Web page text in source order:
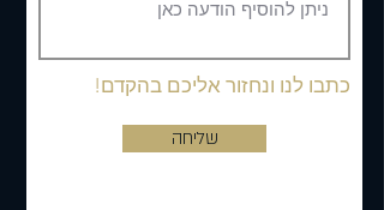
כתבו לנו ונחזור אליכם בהקדם!
שליחה